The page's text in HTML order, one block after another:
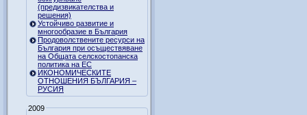
(предизвикателства и
решения)
Устойчиво развитие и
многообразие в България
Продоволствените ресурси на
България при осъществяване
на Общата селскостопанска
политика на ЕС
ИКОНОМИЧЕСКИТЕ
ОТНОШЕНИЯ БЪЛГАРИЯ –
РУСИЯ
2009